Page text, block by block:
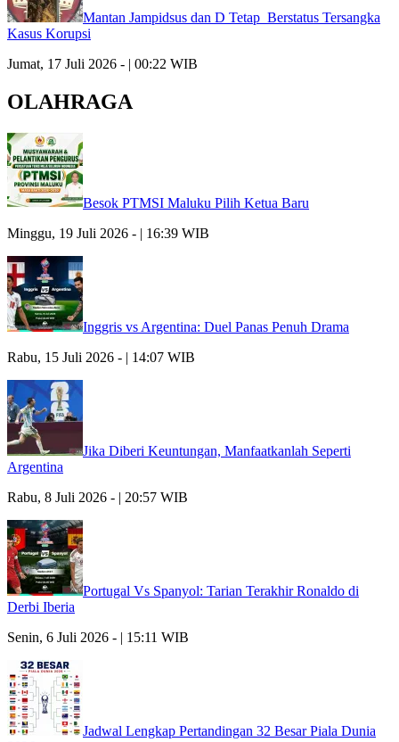
Mantan Jampidsus dan D Tetap Berstatus Tersangka
Kasus Korupsi
Jumat, 17 Juli 2026 - | 00:22 WIB
OLAHRAGA
Besok PTMSI Maluku Pilih Ketua Baru
Minggu, 19 Juli 2026 - | 16:39 WIB
Inggris vs Argentina: Duel Panas Penuh Drama
Rabu, 15 Juli 2026 - | 14:07 WIB
Jika Diberi Keuntungan, Manfaatkanlah Seperti
Argentina
Rabu, 8 Juli 2026 - | 20:57 WIB
Portugal Vs Spanyol: Tarian Terakhir Ronaldo di
Derbi Iberia
Senin, 6 Juli 2026 - | 15:11 WIB
Jadwal Lengkap Pertandingan 32 Besar Piala Dunia